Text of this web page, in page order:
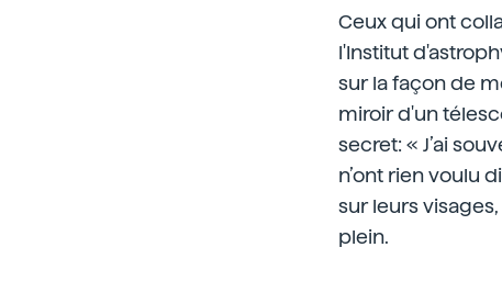
Ceux qui ont
l'Institut
sur la façon de
miroir d'un
secret: « J’ai
n’ont rien voulu
sur leurs
plein.